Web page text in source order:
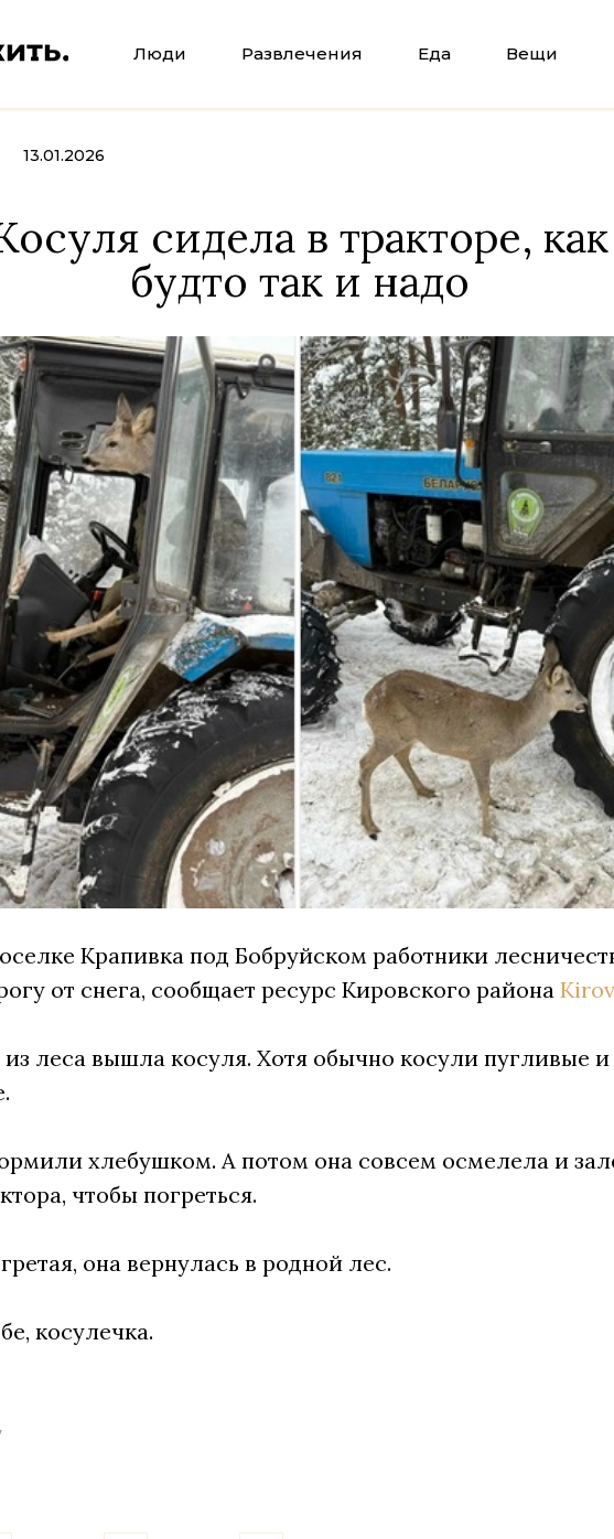
Люди Развлечения Еда Вещи
13.01.2026
сидела в тракторе, как
будто так и надо
Крапивка под Бобруйском работники
от снега, сообщает ресурс Кировского района
леса вышла косуля. Хотя обычно косули пугливые и
хлебушком. А потом она совсем осмелела и
чтобы погреться.
она вернулась в родной лес.
косулечка.